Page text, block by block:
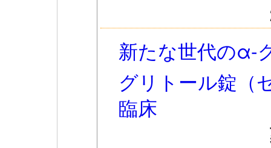
新たな世代のα-
グリトール錠（
臨床